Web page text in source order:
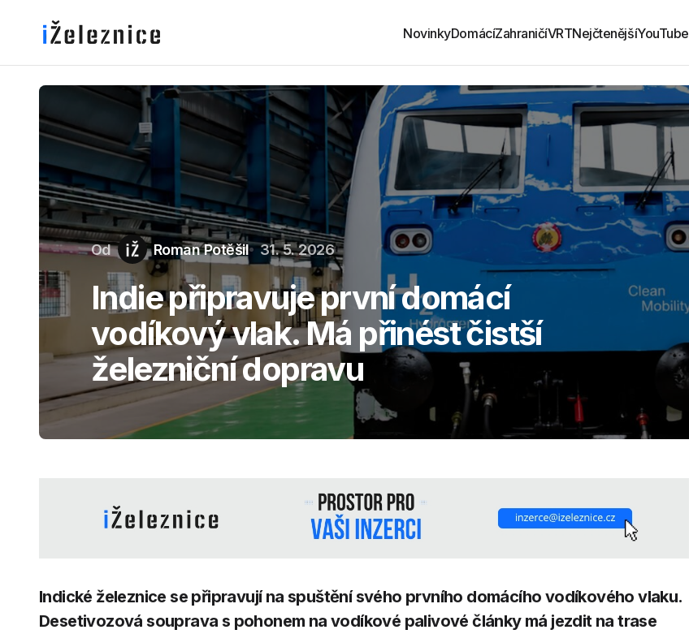
NovinkyDomácíZahraničíVRTNejčtenějšíYouTube
Od Roman Potěšil 31. 5. 2026
Indie připravuje první domácí
vodíkový vlak. Má přinést čistší
železniční dopravu
Indické železnice se připravují na spuštění svého prvního domácího vodíkového vlaku.
Desetivozová souprava s pohonem na vodíkové palivové články má jezdit na trase